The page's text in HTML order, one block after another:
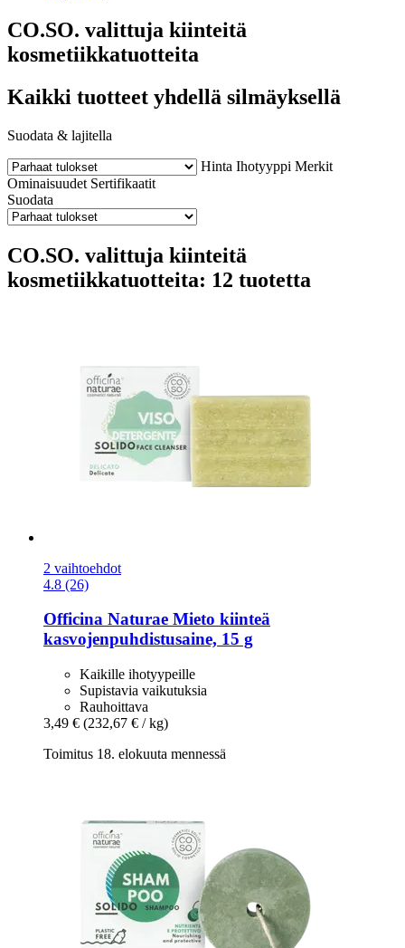
CO.SO. valittuja kiinteitä
kosmetiikkatuotteita
Kaikki tuotteet yhdellä silmäyksellä
Suodata & lajitella
Hinta Ihotyyppi Merkit
Ominaisuudet Sertifikaatit
Suodata
CO.SO. valittuja kiinteitä
kosmetiikkatuotteita: 12 tuotetta
2 vaihtoehdot
4.8 (26)
Officina Naturae Mieto kiinteä
kasvojenpuhdistusaine, 15 g
Kaikille ihotyypeille
Supistavia vaikutuksia
Rauhoittava
3,49 € (232,67 € / kg)
Toimitus 18. elokuuta mennessä